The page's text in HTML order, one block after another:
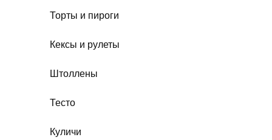
Торты и пироги
Кексы и рулеты
Штоллены
Тесто
Куличи